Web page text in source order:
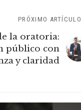
PRÓXIMO ARTÍCULO
la oratoria:
público con
y claridad